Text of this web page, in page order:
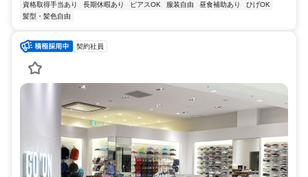
資格取得手当あり
長期休暇あり ピアスOK 服装自由 昼食補助あり
ひげOK
髪型・髪色自由
契約社員